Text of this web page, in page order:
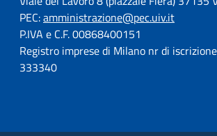
PEC:amministrazione@pec.uiv.it
P.IVA e C.F. 00868400151
Registro imprese di Milano nr di
333340